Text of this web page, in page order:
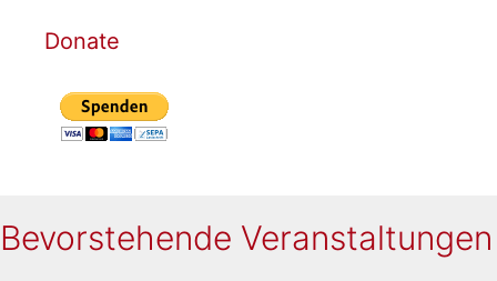
Donate
Bevorstehende Veranstaltungen